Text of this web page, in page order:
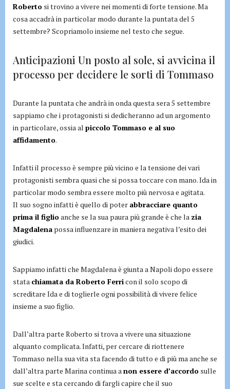
Roberto si trovino a vivere nei momenti di forte tensione. Ma
cosa accadrà in particolar modo durante la puntata del 5
settembre? Scopriamolo insieme nel testo che segue.
Anticipazioni Un posto al sole, si avvicina il
processo per decidere le sorti di Tommaso
Durante la puntata che andrà in onda questa sera 5 settembre
sappiamo che i protagonisti si dedicheranno ad un argomento
in particolare, ossia al piccolo Tommaso e al suo
affidamento.
Infatti il processo è sempre più vicino e la tensione dei vari
protagonisti sembra quasi che si possa toccare con mano. Ida in
particolar modo sembra essere molto più nervosa e agitata.
Il suo sogno infatti è quello di poter abbracciare quanto
prima il figlioanche se la sua paura più grande è che la zia
Magdalena possa influenzare in maniera negativa l’esito dei
giudici.
Sappiamo infatti che Magdalena è giunta a Napoli dopo essere
stata chiamata da Roberto Ferricon il solo scopo di
screditare Ida e di toglierle ogni possibilità di vivere felice
insieme a suo figlio.
Dall’altra parte Roberto si trova a vivere una situazione
alquanto complicata. Infatti, per cercare di riottenere
Tommaso nella sua vita sta facendo di tutto e di più ma anche se
dall’altra parte Marina continua anon essere d’accordo sulle
sue scelte e sta cercando di fargli capire che il suo